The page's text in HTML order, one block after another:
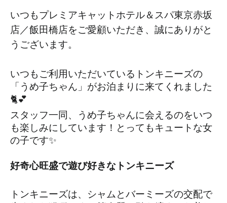
いつもプレミアキャットホテル＆スパ東京赤坂
店／飯田橋店をご愛顧いただき、誠にありがと
うございます。
いつもご利用いただいているトンキニーズの
「うめ子ちゃん」がお泊まりに来てくれました
🐈💕
スタッフ一同、うめ子ちゃんに会えるのをいつ
も楽しみにしています！とってもキュートな女
の子です✨
好奇心旺盛で遊び好きなトンキニーズ
トンキニーズは、シャムとバーミーズの交配で